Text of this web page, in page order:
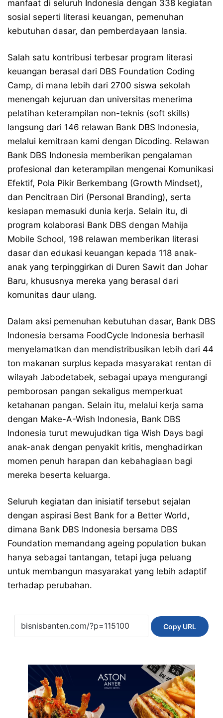
manfaat di seluruh Indonesia dengan 338 kegiatan
sosial seperti literasi keuangan, pemenuhan
kebutuhan dasar, dan pemberdayaan lansia.
Salah satu kontribusi terbesar program literasi
keuangan berasal dari DBS Foundation Coding
Camp, di mana lebih dari 2700 siswa sekolah
menengah kejuruan dan universitas menerima
pelatihan keterampilan non-teknis (soft skills)
langsung dari 146 relawan Bank DBS Indonesia,
melalui kemitraan kami dengan Dicoding. Relawan
Bank DBS Indonesia memberikan pengalaman
profesional dan keterampilan mengenai Komunikasi
Efektif, Pola Pikir Berkembang (Growth Mindset),
dan Pencitraan Diri (Personal Branding), serta
kesiapan memasuki dunia kerja. Selain itu, di
program kolaborasi Bank DBS dengan Mahija
Mobile School, 198 relawan memberikan literasi
dasar dan edukasi keuangan kepada 118 anak-
anak yang terpinggirkan di Duren Sawit dan Johar
Baru, khususnya mereka yang berasal dari
komunitas daur ulang.
Dalam aksi pemenuhan kebutuhan dasar, Bank DBS
Indonesia bersama FoodCycle Indonesia berhasil
menyelamatkan dan mendistribusikan lebih dari 44
ton makanan surplus kepada masyarakat rentan di
wilayah Jabodetabek, sebagai upaya mengurangi
pemborosan pangan sekaligus memperkuat
ketahanan pangan. Selain itu, melalui kerja sama
dengan Make-A-Wish Indonesia, Bank DBS
Indonesia turut mewujudkan tiga Wish Days bagi
anak-anak dengan penyakit kritis, menghadirkan
momen penuh harapan dan kebahagiaan bagi
mereka beserta keluarga.
Seluruh kegiatan dan inisiatif tersebut sejalan
dengan aspirasi Best Bank for a Better World,
dimana Bank DBS Indonesia bersama DBS
Foundation memandang ageing population bukan
hanya sebagai tantangan, tetapi juga peluang
untuk membangun masyarakat yang lebih adaptif
terhadap perubahan.
Copy URL